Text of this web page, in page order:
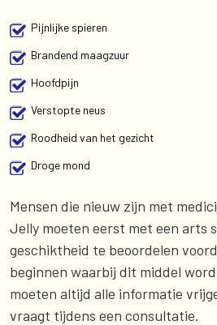
Pijnlijke spieren
Brandend maagzuur
Hoofdpijn
Verstopte neus
Roodheid van het gezicht
Droge mond
Mensen die nieuw zijn met
Jelly moeten eerst met een arts
geschiktheid te beoordelen
beginnen waarbij dit middel
moeten altijd alle informatie
vraagt tijdens een consultatie.